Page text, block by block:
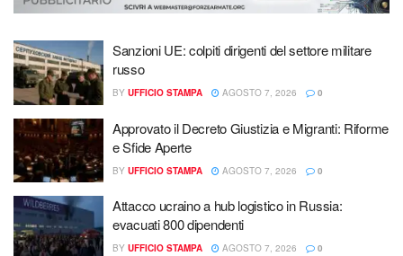
Sanzioni UE: colpiti dirigenti del settore militare
russo
BY UFFICIO STAMPA AGOSTO 7, 2026 0
Approvato il Decreto Giustizia e Migranti: Riforme
e Sfide Aperte
BY UFFICIO STAMPA AGOSTO 7, 2026 0
Attacco ucraino a hub logistico in Russia:
evacuati 800 dipendenti
BY UFFICIO STAMPA AGOSTO 7, 2026 0